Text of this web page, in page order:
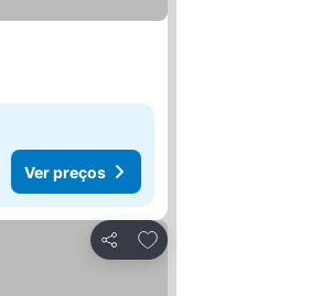
Ver preços
Partilhar
Adicionar aos favoritos